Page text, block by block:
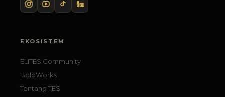
EKOSISTEM
ELITES Community
BoldWorks
Tentang TES